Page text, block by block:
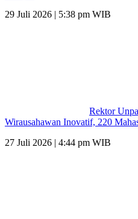
29 Juli 2026 | 5:38 pm WIB
Rektor
Wirausahawan Inovatif, 220
27 Juli 2026 | 4:44 pm WIB